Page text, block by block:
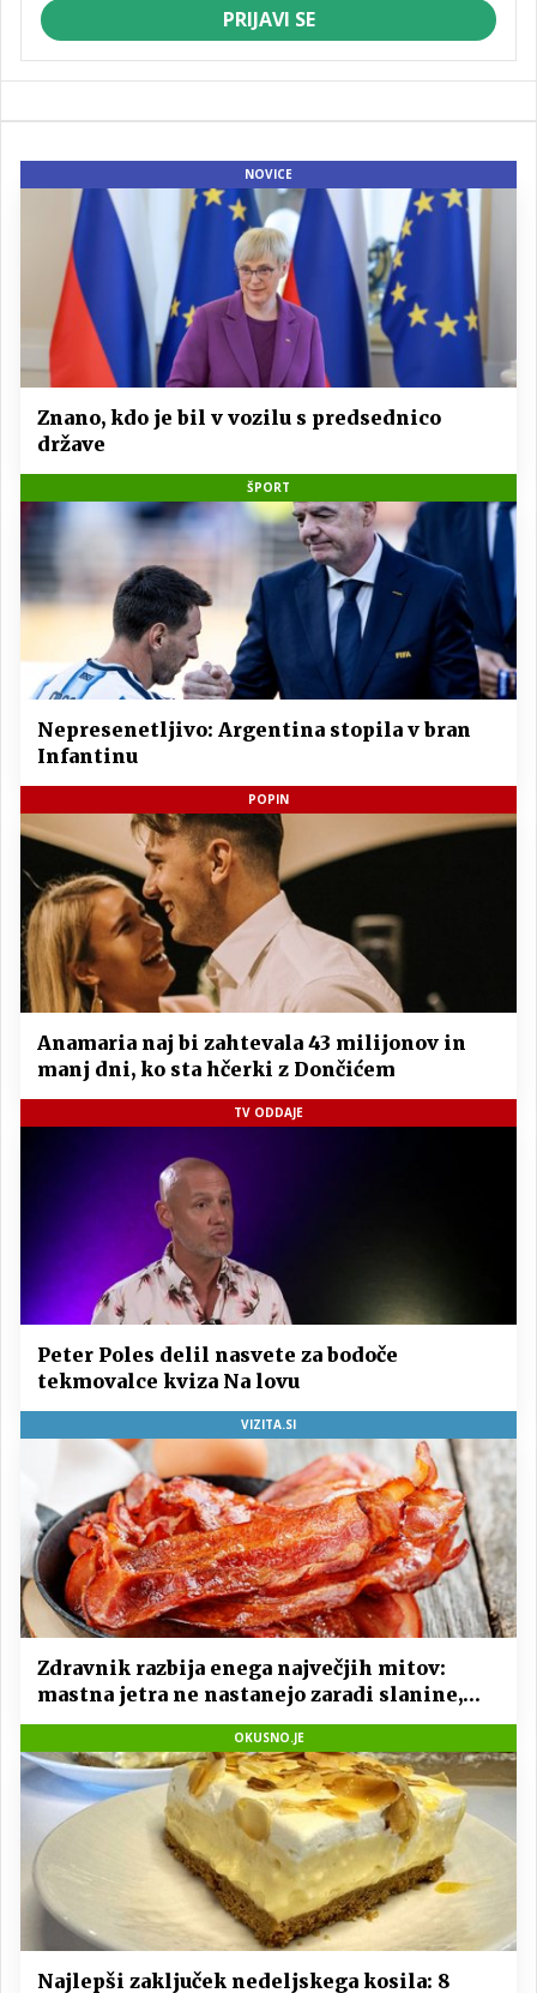
PRIJAVI SE
NOVICE
Znano, kdo je bil v vozilu s predsednico
države
ŠPORT
Nepresenetljivo: Argentina stopila v bran
Infantinu
POPIN
Anamaria naj bi zahtevala 43 milijonov in
manj dni, ko sta hčerki z Dončićem
TV ODDAJE
Peter Poles delil nasvete za bodoče
tekmovalce kviza Na lovu
VIZITA.SI
Zdravnik razbija enega največjih mitov:
mastna jetra ne nastanejo zaradi slanine,
temveč zaradi živila, ki ga imamo vsi radi
OKUSNO.JE
Najlepši zaključek nedeljskega kosila: 8